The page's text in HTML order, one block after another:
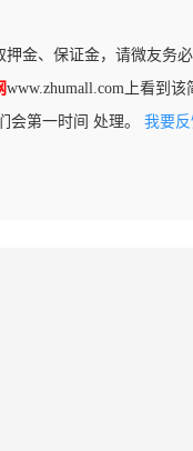
金、保证金，请微友务必
www.zhumall.com上看到该
会第一时间 处理。 我要